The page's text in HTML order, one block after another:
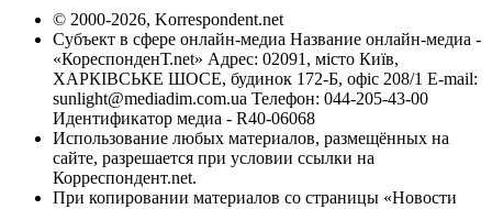
© 2000-2026, Korrespondent.net
Субъект в сфере онлайн-медиа Название онлайн-медиа -
«КореспонденТ.net» Адрес: 02091, місто Київ,
ХАРКІВСЬКЕ ШОСЕ, будинок 172-Б, офіс 208/1 E-mail:
sunlight@mediadim.com.ua Телефон: 044-205-43-00
Идентификатор медиа - R40-06068
Использование любых материалов, размещённых на
сайте, разрешается при условии ссылки на
Корреспондент.net.
При копировании материалов со страницы «Новости